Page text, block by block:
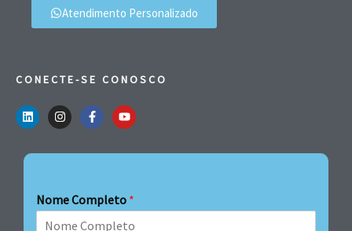
Atendimento Personalizado
CONECTE-SE CONOSCO
Nome Completo *